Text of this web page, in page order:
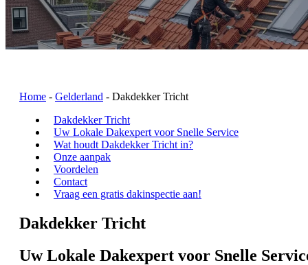
Home - Gelderland - Dakdekker Tricht
Dakdekker Tricht
Uw Lokale Dakexpert voor Snelle Service
Wat houdt Dakdekker Tricht in?
Onze aanpak
Voordelen
Contact
Vraag een gratis dakinspectie aan!
Dakdekker Tricht
Uw Lokale Dakexpert voor Snelle